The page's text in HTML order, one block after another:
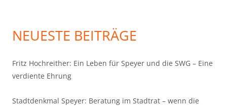
NEUESTE BEITRÄGE
Fritz Hochreither: Ein Leben für Speyer und die SWG – Eine
verdiente Ehrung
Stadtdenkmal Speyer: Beratung im Stadtrat – wenn die